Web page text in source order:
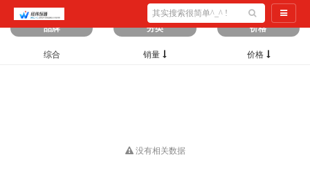
导航切
筛选出 0 条数据
品牌
分类 价格
综合 销量 价格
没有相关数据